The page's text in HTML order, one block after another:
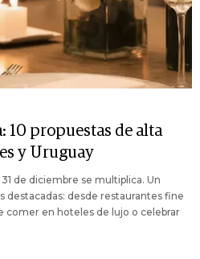
10 propuestas de alta
y Uruguay
de diciembre se multiplica. Un
destacadas: desde restaurantes fine
comer en hoteles de lujo o celebrar